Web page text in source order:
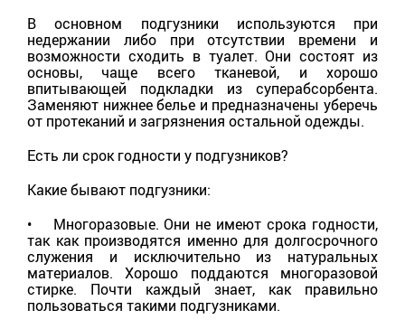
В основном подгузники используются при
недержании либо при отсутствии времени и
возможности сходить в туалет. Они состоят из
основы, чаще всего тканевой, и хорошо
впитывающей подкладки из суперабсорбента.
Заменяют нижнее белье и предназначены уберечь
от протеканий и загрязнения остальной одежды.
Есть ли срок годности у подгузников?
Какие бывают подгузники:
• Многоразовые. Они не имеют срока годности,
так как производятся именно для долгосрочного
служения и исключительно из натуральных
материалов. Хорошо поддаются многоразовой
стирке. Почти каждый знает, как правильно
пользоваться такими подгузниками.